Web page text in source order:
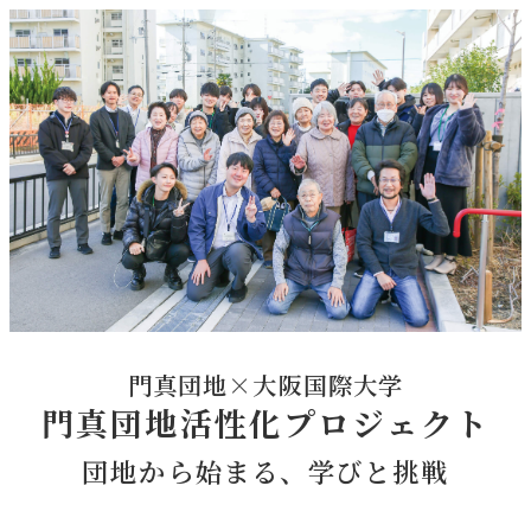
門真団地×大阪国際大学
門真団地活性化プロジェクト
団地から始まる、学びと挑戦